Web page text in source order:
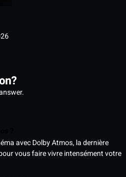
avec Dolby Atmos, la dernière
vous faire vivre intensément votre